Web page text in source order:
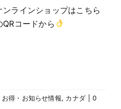
ンラインショップはこちら
QRコードから
お得・お知らせ情報, カナダ
0